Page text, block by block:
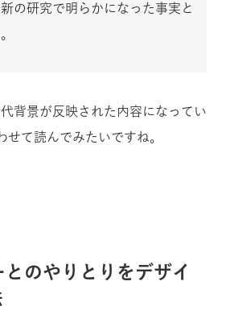
の研究で明らかになった事実と
背景が反映された内容になってい
せて読んでみたいですね。
のやりとりをデザイ